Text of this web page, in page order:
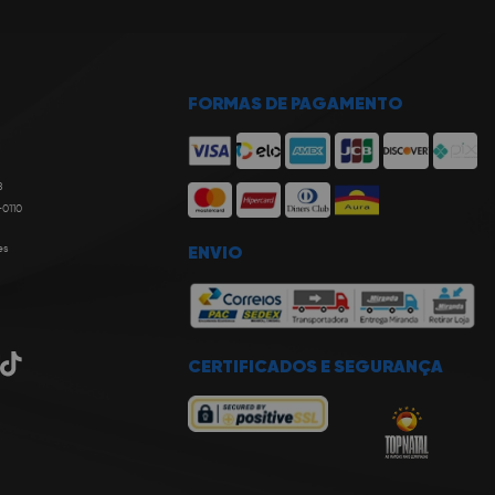
FORMAS DE PAGAMENTO
ENVIO
CERTIFICADOS E SEGURANÇA